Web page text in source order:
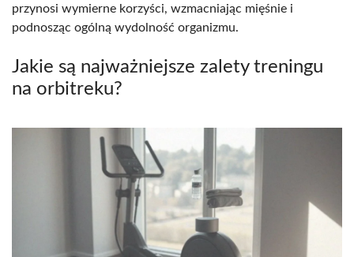
przynosi wymierne korzyści, wzmacniając mięśnie i
podnosząc ogólną wydolność organizmu.
Jakie są najważniejsze zalety treningu
na orbitreku?